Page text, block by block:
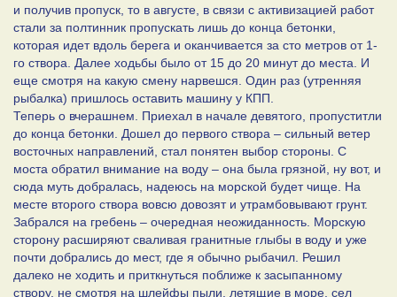
и получив пропуск, то в августе, в связи с активизацией работ
стали за полтинник пропускать лишь до конца бетонки,
которая идет вдоль берега и оканчивается за сто метров от 1-
го створа. Далее ходьбы было от 15 до 20 минут до места. И
еще смотря на какую смену нарвешся. Один раз (утренняя
рыбалка) пришлось оставить машину у КПП.
Теперь о вчерашнем. Приехал в начале девятого, пропуститли
до конца бетонки. Дошел до первого створа – сильный ветер
восточных направлений, стал понятен выбор стороны. С
моста обратил внимание на воду – она была грязной, ну вот, и
сюда муть добралась, надеюсь на морской будет чище. На
месте второго створа вовсю довозят и утрамбовывают грунт.
Забрался на гребень – очередная неожиданность. Морскую
сторону расширяют сваливая гранитные глыбы в воду и уже
почти добрались до мест, где я обычно рыбачил. Решил
далеко не ходить и приткнуться поближе к засыпанному
створу, не смотря на шлейфы пыли, летящие в море, сел